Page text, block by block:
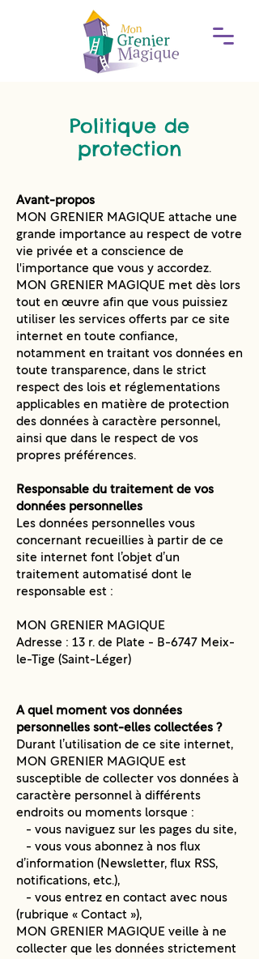
Politique de
protection
Avant-propos
MON GRENIER MAGIQUE attache une
grande importance au respect de votre
vie privée et a conscience de
l'importance que vous y accordez.
MON GRENIER MAGIQUE met dès lors
tout en œuvre afin que vous puissiez
utiliser les services offerts par ce site
internet en toute confiance,
notamment en traitant vos données en
toute transparence, dans le strict
respect des lois et réglementations
applicables en matière de protection
des données à caractère personnel,
ainsi que dans le respect de vos
propres préférences.
Responsable du traitement de vos
données personnelles
Les données personnelles vous
concernant recueillies à partir de ce
site internet font l’objet d’un
traitement automatisé dont le
responsable est :
MON GRENIER MAGIQUE
Adresse : 13 r. de Plate - B-6747 Meix-
le-Tige (Saint-Léger)
A quel moment vos données
personnelles sont-elles collectées ?
Durant l’utilisation de ce site internet,
MON GRENIER MAGIQUE est
susceptible de collecter vos données à
caractère personnel à différents
endroits ou moments lorsque :
- vous naviguez sur les pages du site,
- vous vous abonnez à nos flux
d’information (Newsletter, flux RSS,
notifications, etc.),
- vous entrez en contact avec nous
(rubrique « Contact »),
MON GRENIER MAGIQUE veille à ne
collecter que les données strictement